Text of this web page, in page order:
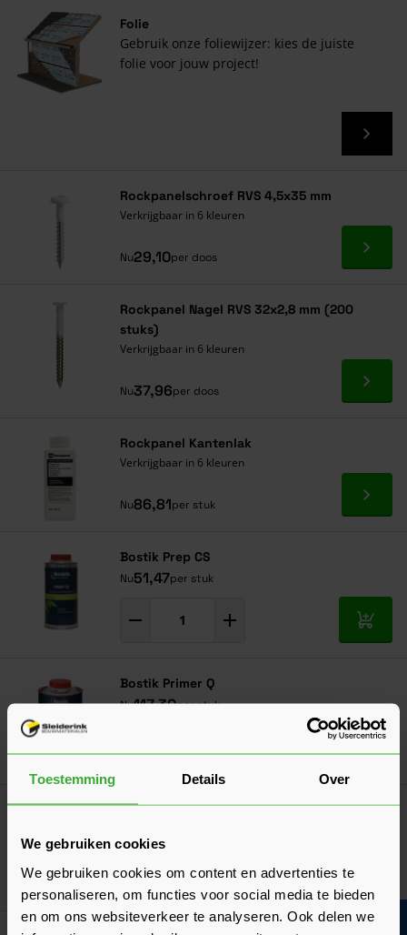
Toestemming Details Over
We gebruiken cookies
We gebruiken cookies om content en advertenties te
personaliseren, om functies voor social media te bieden
en om ons websiteverkeer te analyseren. Ook delen we
Folie
Gebruik onze foliewijzer: kies de juiste
folie voor jouw project!
Rockpanelschroef RVS 4,5x35 mm
Verkrijgbaar in 6 kleuren
Nu29,10per doos Ga
Rockpanel Nagel RVS 32x2,8 mm (200
stuks)
Verkrijgbaar in 6 kleuren
Nu37,96per doos Ga
Rockpanel Kantenlak
Verkrijgbaar in 6 kleuren
Nu86,81per stuk Ga
Bostik Prep CS
Nu51,47per stuk
In
Bostik Primer Q
Nu117,30per stuk
In
Bostik Liquid 1